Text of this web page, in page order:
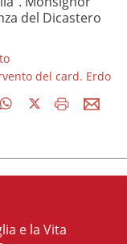
del Dicastero
del card. Erdo
e la Vita